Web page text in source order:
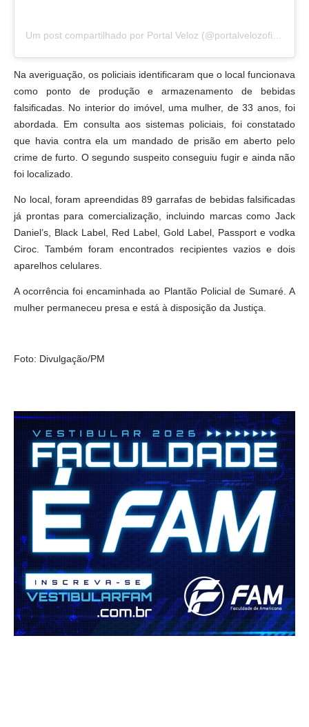
Na averiguação, os policiais identificaram que o local funcionava
como ponto de produção e armazenamento de bebidas
falsificadas. No interior do imóvel, uma mulher, de 33 anos, foi
abordada. Em consulta aos sistemas policiais, foi constatado
que havia contra ela um mandado de prisão em aberto pelo
crime de furto. O segundo suspeito conseguiu fugir e ainda não
foi localizado.
No local, foram apreendidas 89 garrafas de bebidas falsificadas
já prontas para comercialização, incluindo marcas como Jack
Daniel’s, Black Label, Red Label, Gold Label, Passport e vodka
Ciroc. Também foram encontrados recipientes vazios e dois
aparelhos celulares.
A ocorrência foi encaminhada ao Plantão Policial de Sumaré. A
mulher permaneceu presa e está à disposição da Justiça.
Foto: Divulgação/PM